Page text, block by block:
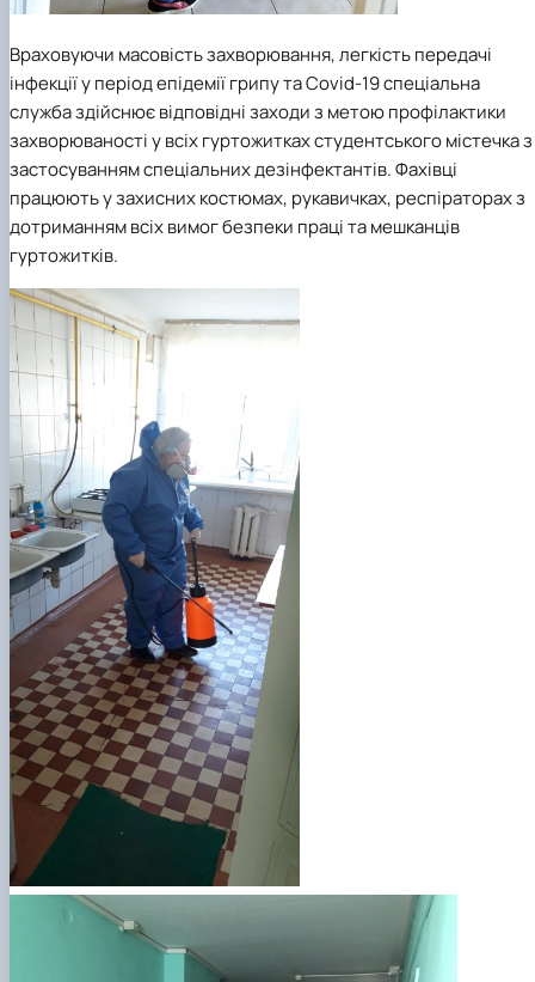
Враховуючи масовість захворювання, легкість передачі
інфекції у період епідемії грипу та Covid-19 спеціальна
служба здійснює відповідні заходи з метою профілактики
захворюваності у всіх гуртожитках студентського містечка з
застосуванням спеціальних дезінфектантів. Фахівці
працюють у захисних костюмах, рукавичках, респіраторах з
дотриманням всіх вимог безпеки праці та мешканців
гуртожитків.